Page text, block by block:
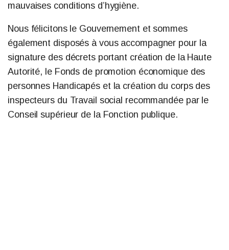
mauvaises conditions d’hygiène.
Nous félicitons le Gouvernement et sommes
également disposés à vous accompagner pour la
signature des décrets portant création de la Haute
Autorité, le Fonds de promotion économique des
personnes Handicapés et la création du corps des
inspecteurs du Travail social recommandée par le
Conseil supérieur de la Fonction publique.